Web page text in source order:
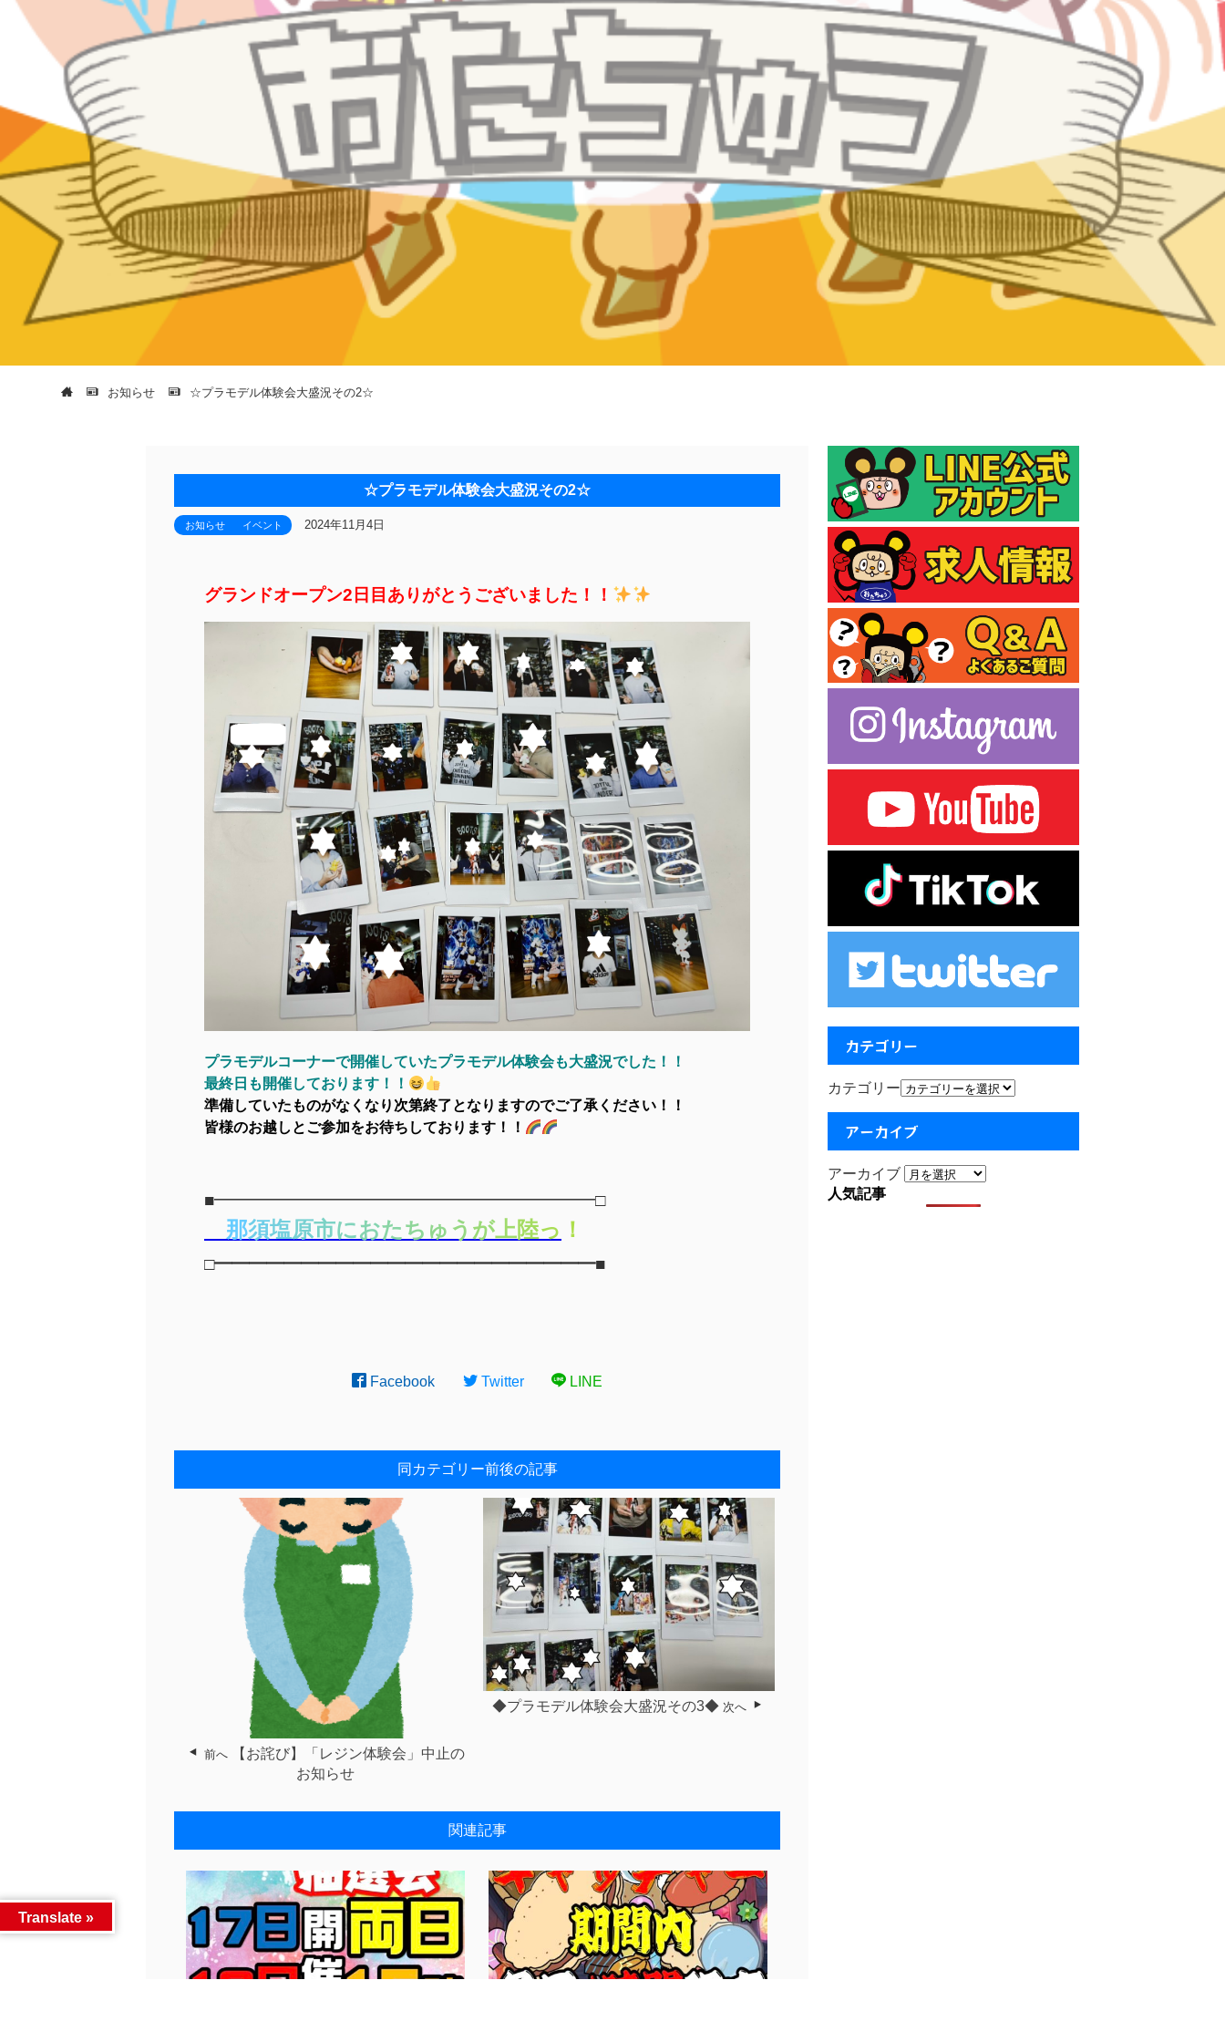
お知らせ ☆プラモデル体験会大盛況その2☆
☆プラモデル体験会大盛況その2☆
お知らせ イベント 2024年11月4日
グランドオープン2日目ありがとうございました！！
プラモデルコーナーで開催していたプラモデル体験会も大盛況でした！！
最終日も開催しております！！
準備していたものがなくなり次第終了となりますのでご了承ください！！
皆様のお越しとご参加をお待ちしております！！
■━━━━━━━━━━━━━━━━━━━━━━□
那須塩原市におたち ゅ う が上陸っ ！
□━━━━━━━━━━━━━━━━━━━━━━■
Facebook Twitter LINE
同カテゴリー前後の記事
前へ
【お詫び】「レジン体験会」中止の
お知らせ
◆プラモデル体験会大盛況その3◆ 次へ
関連記事
カテゴリー
カテゴリー
アーカイブ
アーカイブ
人気記事
Translate »